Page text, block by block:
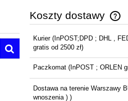
Koszty dostawy
Kurier (InPOST;DPD ; DHL ,
gratis od 2500 zł)
Paczkomat (InPOST ; ORLEN
Dostawa na terenie Warszawy
wnoszenia ) )